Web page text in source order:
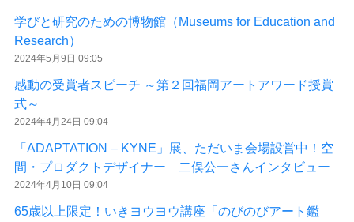
学びと研究のための博物館（Museums for Education and
Research）
2024年5月9日 09:05
感動の受賞者スピーチ ～第２回福岡アートアワード授賞
式～
2024年4月24日 09:04
「ADAPTATION – KYNE」展、ただいま会場設営中！空
間・プロダクトデザイナー 二俣公一さんインタビュー
2024年4月10日 09:04
65歳以上限定！いきヨウヨウ講座「のびのびアート鑑